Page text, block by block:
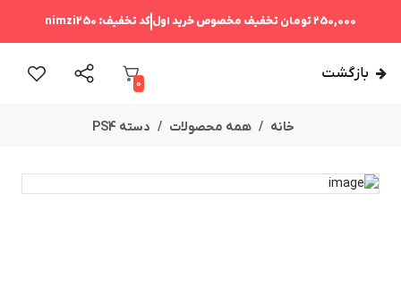
250,000 تومان تخفیف مخصوص خرید اولکد تخفیف: nimzi250
بازگشت
0
خانه همه محصولات دسته PS4